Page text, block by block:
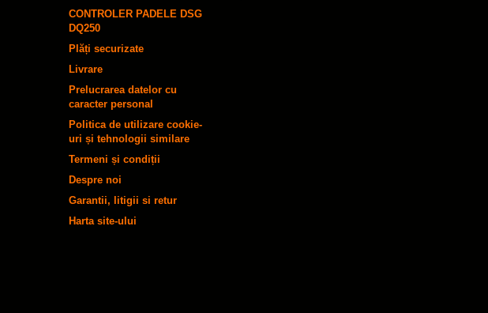
CONTROLER PADELE DSG
DQ250
Plăți securizate
Livrare
Prelucrarea datelor cu
caracter personal
Politica de utilizare cookie-
uri și tehnologii similare
Termeni și condiții
Despre noi
Garantii, litigii si retur
Harta site-ului